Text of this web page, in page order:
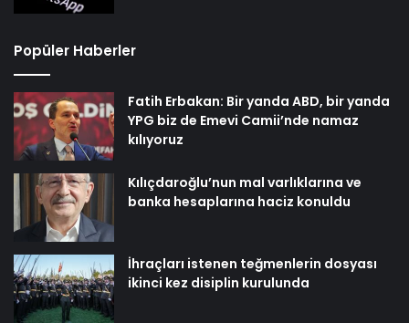
Popüler Haberler
Fatih Erbakan: Bir yanda ABD, bir yanda
YPG biz de Emevi Camii’nde namaz
kılıyoruz
Kılıçdaroğlu’nun mal varlıklarına ve
banka hesaplarına haciz konuldu
İhraçları istenen teğmenlerin dosyası
ikinci kez disiplin kurulunda